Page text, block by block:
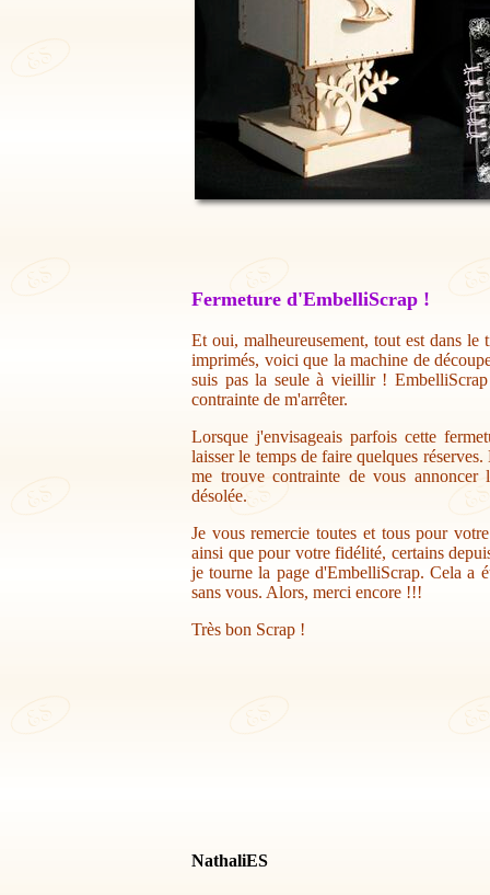
Fermeture d'EmbelliScrap !
Et oui, malheureusement, tout est dans
imprimés, voici que la machine de
suis pas la seule à vieillir !
contrainte de m'arrêter.
Lorsque j'envisageais parfois cette
laisser le temps de faire quelques
me trouve contrainte de vous annoncer
désolée.
Je vous remercie toutes et tous pour
ainsi que pour votre fidélité, certains
je tourne la page d'EmbelliScrap. Cela a
sans vous. Alors, merci encore !!!
Très bon Scrap !
NathaliES